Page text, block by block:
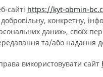
сайті https://kyt-obmin-
конкретну,
даних», своїх
та/або надання
використовувати сайт